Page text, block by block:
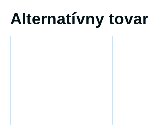
Alternatívny tovar